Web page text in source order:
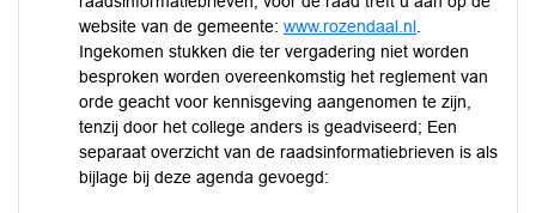
website van de gemeente: www.rozendaal.nl
Ingekomen stukken die ter vergadering niet worden
besproken worden overeenkomstig het reglement van
orde geacht voor kennisgeving aangenomen te zijn,
tenzij door het college anders is geadviseerd; Een
separaat overzicht van de raadsinformatiebrieven is als
bijlage bij deze agenda gevoegd: